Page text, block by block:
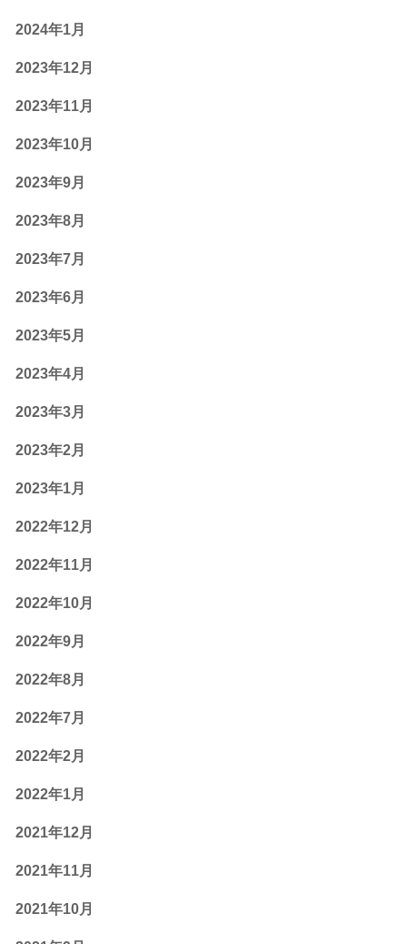
2024年1月
2023年12月
2023年11月
2023年10月
2023年9月
2023年8月
2023年7月
2023年6月
2023年5月
2023年4月
2023年3月
2023年2月
2023年1月
2022年12月
2022年11月
2022年10月
2022年9月
2022年8月
2022年7月
2022年2月
2022年1月
2021年12月
2021年11月
2021年10月